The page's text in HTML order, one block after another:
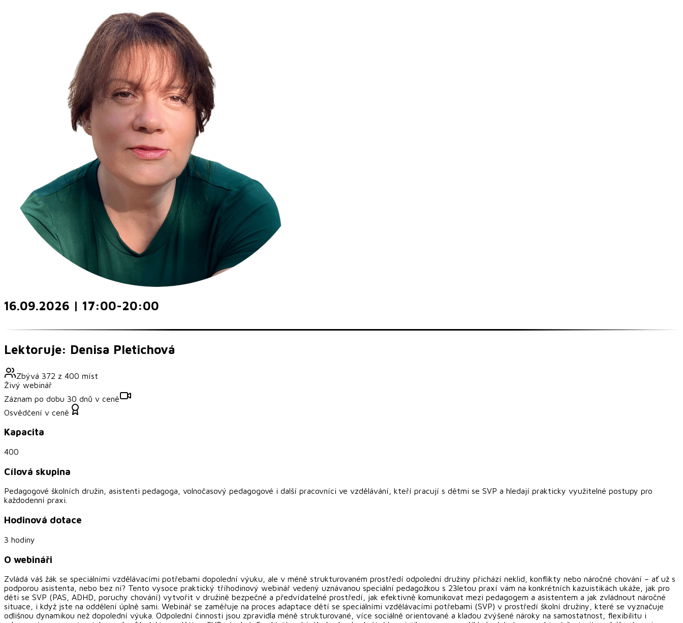
16.09.2026 | 17:00-20:00
Lektoruje: Denisa Pletichová
Zbývá 372 z 400 míst
Živý webinář
Záznam po dobu 30 dnů v ceně
Osvědčení v ceně
Kapacita
400
Cílová skupina
Pedagogové školních družin, asistenti pedagoga, volnočasový pedagogové i další pracovníci ve vzdělávání, kteří pracují s dětmi se SVP a hledají prakticky využitelné postupy pro
každodenní praxi.
Hodinová dotace
3 hodiny
O webináři
Zvládá váš žák se speciálními vzdělávacími potřebami dopolední výuku, ale v méně strukturovaném prostředí odpolední družiny přichází neklid, konflikty nebo náročné chování – ať už s
podporou asistenta, nebo bez ní? Tento vysoce praktický tříhodinový webinář vedený uznávanou speciální pedagožkou s 23letou praxí vám na konkrétních kazuistikách ukáže, jak pro
děti se SVP (PAS, ADHD, poruchy chování) vytvořit v družině bezpečné a předvídatelné prostředí, jak efektivně komunikovat mezi pedagogem a asistentem a jak zvládnout náročné
situace, i když jste na oddělení úplně sami. Webinář se zaměřuje na proces adaptace dětí se speciálními vzdělávacími potřebami (SVP) v prostředí školní družiny, které se vyznačuje
odlišnou dynamikou než dopolední výuka. Odpolední činnosti jsou zpravidla méně strukturované, více sociálně orientované a kladou zvýšené nároky na samostatnost, flexibilitu i